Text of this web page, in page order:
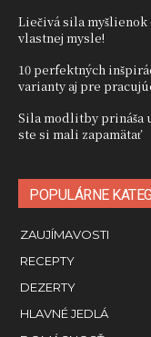
Liečivá sila
vlastnej mysle!
10 perfektných
varianty aj pre
Sila modlitby prináša
ste si mali zapamätať
POPULÁRNE
ZAUJÍMAVOSTI
RECEPTY
DEZERTY
HLAVNÉ JEDLÁ